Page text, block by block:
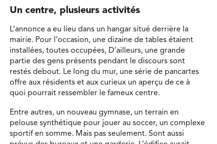
Un centre, plusieurs activités
L’annonce a eu lieu dans un hangar situé derrière la
mairie. Pour l’occasion, une dizaine de tables étaient
installées, toutes occupées, D’ailleurs, une grande
partie des gens présents pendant le discours sont
restés debout. Le long du mur, une série de pancartes
offre aux résidents et aux curieux un aperçu de ce à
quoi pourrait ressembler le fameux centre.
Entre autres, un nouveau gymnase, un terrain en
pelouse synthétique pour jouer au soccer, un complexe
sportif en somme. Mais pas seulement. Sont aussi